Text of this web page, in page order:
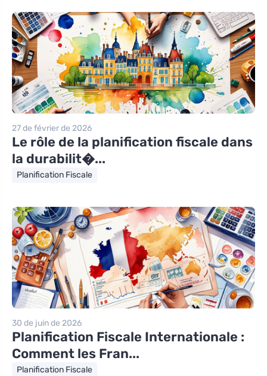
27 de février de 2026
Le rôle de la planification fiscale dans
la durabilit�...
Planification Fiscale
30 de juin de 2026
Planification Fiscale Internationale :
Comment les Fran...
Planification Fiscale